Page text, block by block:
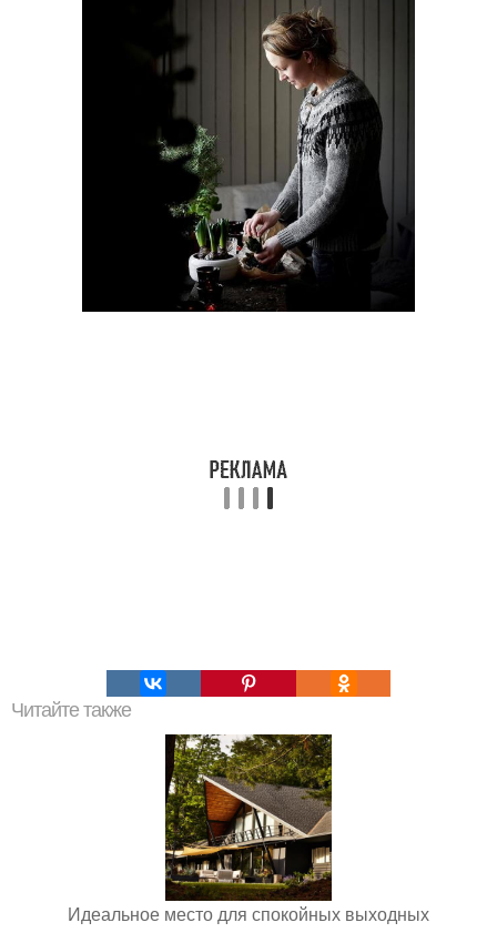
Читайте также
Идеальное место для спокойных выходных